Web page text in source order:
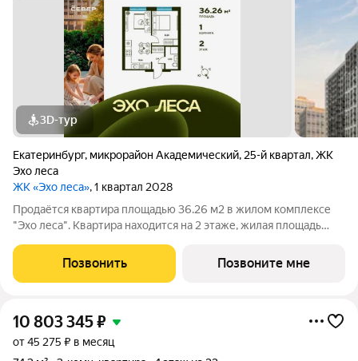
3D-тур
Екатеринбург, микрорайон Академический, 25-й квартал,ЖК
Эхо леса
ЖК «Эхо леса», 1 квартал 2028
Продаётся квартира площадью 36.26 м2 в жилом комплексе
"Эхо леса". Квартира находится на 2 этаже, жилая площадь
особенностей планировки изолированные комнаты с окнами
на одну сторону, 1
Позвонить Позвоните мне
10 803 345₽
от 45 275 ₽ в месяц